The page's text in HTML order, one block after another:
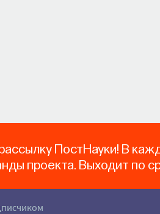
ПостНауки! В
проекта. Выходит по